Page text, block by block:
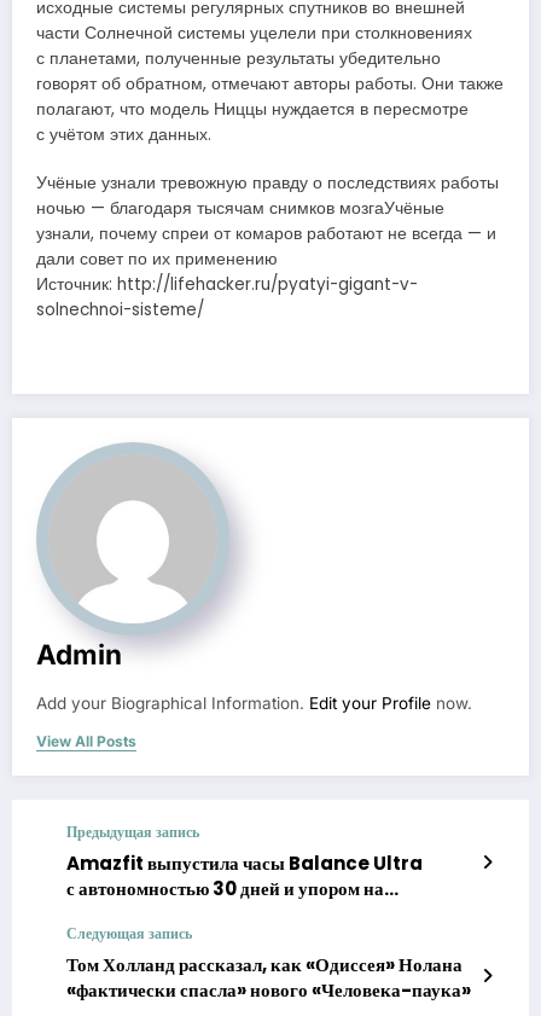
исходные системы регулярных спутников во внешней
части Солнечной системы уцелели при столкновениях
с планетами, полученные результаты убедительно
говорят об обратном, отмечают авторы работы. Они также
полагают, что модель Ниццы нуждается в пересмотре
с учётом этих данных.
Учёные узнали тревожную правду о последствиях работы
ночью — благодаря тысячам снимков мозгаУчёные
узнали, почему спреи от комаров работают не всегда — и
дали совет по их применению
Источник: http://lifehacker.ru/pyatyi-gigant-v-
solnechnoi-sisteme/
Admin
Add your Biographical Information. Edit your Profile now.
View All Posts
Предыдущая запись
Amazfit выпустила часы Balance Ultra
с автономностью 30 дней и упором на
Следующая запись
Том Холланд рассказал, как «Одиссея» Нолана
«фактически спасла» нового «Человека-паука»